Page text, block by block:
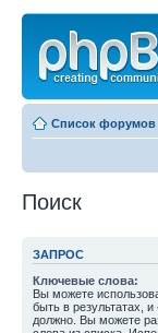
Список форумов
Поиск
ЗАПРОС
Ключевые слова:
Вы можете
быть в результатах, и
должно. Вы можете